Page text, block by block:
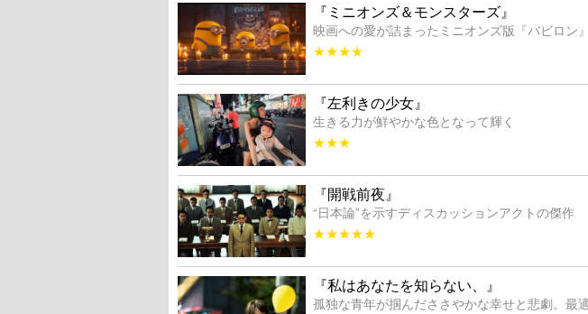
『ミニオンズ＆モンスターズ』
映画への愛が詰まったミニオンズ版『バビロン
★★★★
『左利きの少女』
生きる力が鮮やかな色となって輝く
★★★
『開戦前夜』
“日本論”を示すディスカッションアクトの傑作
★★★★★
『私はあなたを知らない、』
孤独な青年が掴んだささやかな幸せと悲劇。最